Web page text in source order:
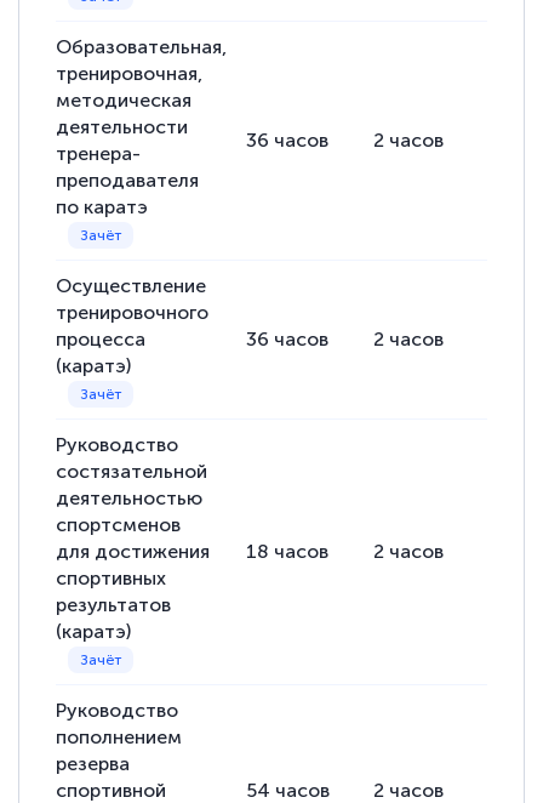
Образовательная,
тренировочная,
методическая
деятельности
тренера-
преподавателя
по каратэ
36 часов 2 часов
Осуществление
тренировочного
процесса
(каратэ)
36 часов 2 часов
Руководство
состязательной
деятельностью
спортсменов
для достижения
спортивных
результатов
(каратэ)
18 часов 2 часов
Руководство
пополнением
резерва
спортивной
54 часов 2 часов